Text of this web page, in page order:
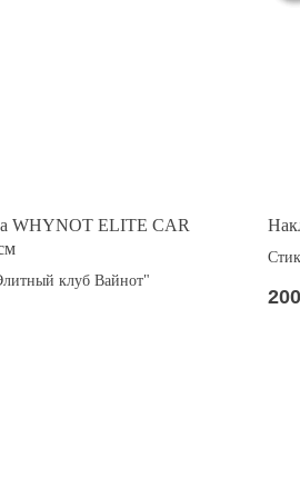
WHYNOT ELITE CAR
клуб Вайнот"
200